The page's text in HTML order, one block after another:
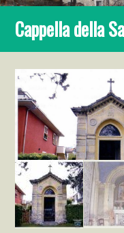
Cappella della